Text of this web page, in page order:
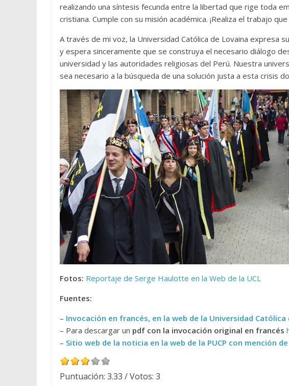
realizando una síntesis fecunda entre la libertad que rige toda
cristiana. Cumple con su misión académica. ¡Realiza el trabajo
A través de mi voz, la Universidad Católica de Lovaina expresa
y espera sinceramente que se construya el necesario diálogo
universidad y las autoridades religiosas del Perú. Nuestra
sea necesario a la búsqueda de una solución justa a esta crisis
Fotos: Reportaje de Serge Haulotte en la Web de la UCL
Fuentes:
– Invocación en francés, en la web de la Universidad Católica
– Para descargar un pdf con la invocación original en francés
– Sitio web de la noticia en la web de la PUCP con mención
Puntuación: 3.33 / Votos: 3